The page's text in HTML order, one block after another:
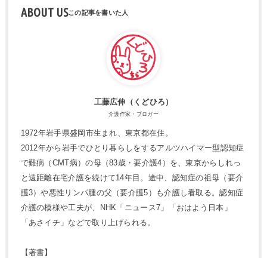
ABOUT US
工藤広伸（くどひろ）
介護作家・ブロガー
1972年岩手県盛岡市生まれ、東京都在住。
2012年から岩手でひとり暮らしをするアルツハイマー型認知症
で難病（CMT病）の母（83歳・要介護4）を、東京からしれっ
と遠距離在宅介護を続けて14年目。途中、認知症の祖母（要介
護3）や悪性リンパ腫の父（要介護5）も介護し看取る。認知症
介護の模様や工夫が、NHK「ニュース7」「おはよう日本」
「あさイチ」などで取り上げられる。
【著書】